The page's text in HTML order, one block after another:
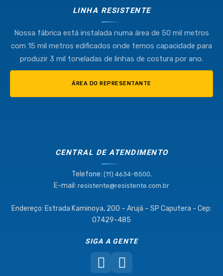
(11) 4634-8500
LINHA RESISTENTE
Nossa fábrica está instalada numa área de 50 mil metros
com 15 mil metros edificados onde temos capacidade para
produzir 3 mil toneladas de linhas de costura por ano.
ÁREA DO REPRESENTANTE
CENTRAL DE ATENDIMENTO
Telefone: (11) 4634-8500.
E-mail: resistente@resistente.com.br
Endereço: Estrada Kaminoya, 200 – Arujá – SP Caputera - Cep:
07429-485
SIGA A GENTE